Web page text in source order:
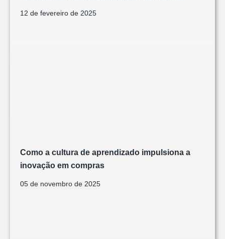
12 de fevereiro de 2025
Como a cultura de aprendizado impulsiona a
inovação em compras
05 de novembro de 2025